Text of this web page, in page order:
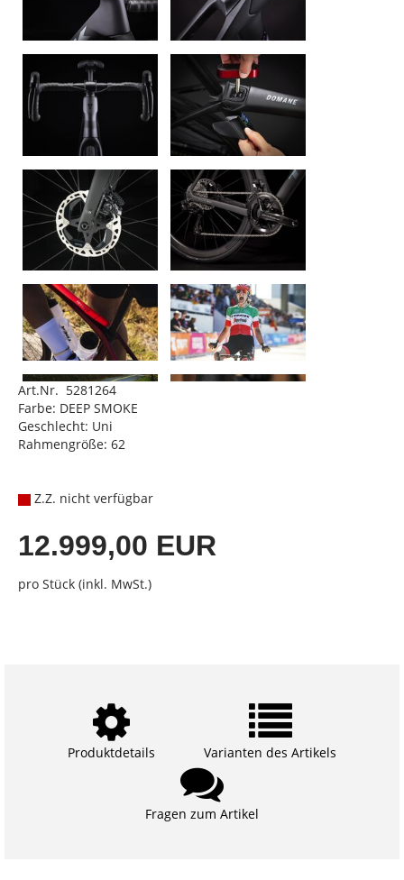
Art.Nr. 5281264
Farbe: DEEP SMOKE
Geschlecht: Uni
Rahmengröße: 62
Z.Z. nicht verfügbar
12.999,00 EUR
pro Stück (inkl. MwSt.)
Produktdetails Varianten des Artikels
Fragen zum Artikel